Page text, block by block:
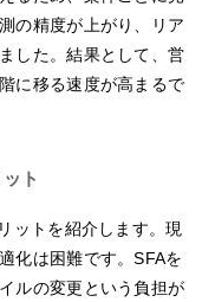
の精度が上がり、リア
した。結果として、営
に移る速度が高まるで
ト
ットを紹介します。現
化は困難です。SFAを
ルの変更という負担が